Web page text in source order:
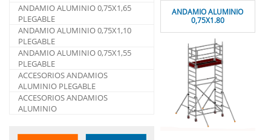
ANDAMIO ALUMINIO 0,75X1,65
PLEGABLE
ANDAMIO ALUMINIO 0,75X1,10
PLEGABLE
ANDAMIO ALUMINIO 0,75X1,55
PLEGABLE
ACCESORIOS ANDAMIOS
ALUMINIO PLEGABLE
ACCESORIOS ANDAMIOS
ALUMINIO
ANDAMIO ALUMINIO
0,75X1.80